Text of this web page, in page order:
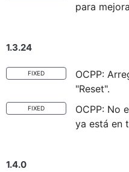
para
1.3.24
FIXED
OCPP:
"Reset".
FIXED
OCPP: No
ya está en
1.4.0